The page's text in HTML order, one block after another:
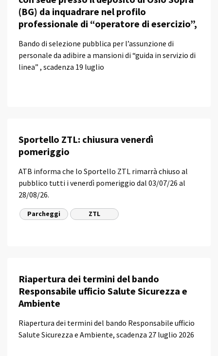
(BG) da inquadrare nel profilo
professionale di “operatore di esercizio”,
Bando di selezione pubblica per l’assunzione di
personale da adibire a mansioni di “guida in servizio di
linea” , scadenza 19 luglio
Sportello ZTL: chiusura venerdì
pomeriggio
ATB informa che lo Sportello ZTL rimarrà chiuso al
pubblico tutti i venerdì pomeriggio dal 03/07/26 al
28/08/26.
Parcheggi ZTL
Riapertura dei termini del bando
Responsabile ufficio Salute Sicurezza e
Ambiente
Riapertura dei termini del bando Responsabile ufficio
Salute Sicurezza e Ambiente, scadenza 27 luglio 2026